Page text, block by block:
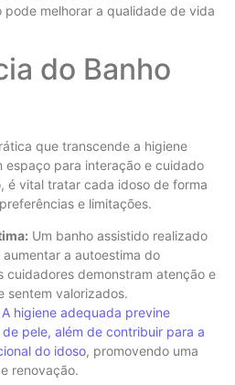
melhorar a qualidade de vida
do Banho
que transcende a higiene
espaço para interação e cuidado
é vital tratar cada idoso de forma
e limitações.
Um banho assistido realizado
a autoestima do
cuidadores demonstram atenção e
sentem valorizados.
A higiene adequada previne
pele, além de contribuir para a
do idoso, promovendo uma
renovação.